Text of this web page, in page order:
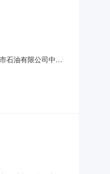
石油有限公司中标
佰叁拾陆元整小写